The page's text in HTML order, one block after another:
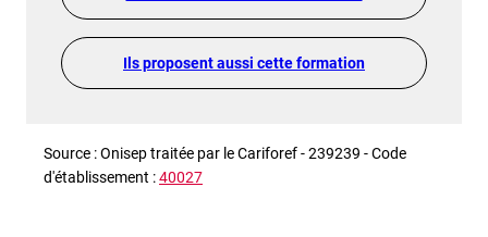
Ils proposent aussi cette formation
Source : Onisep traitée par le Cariforef - 239239 - Code
d'établissement :40027